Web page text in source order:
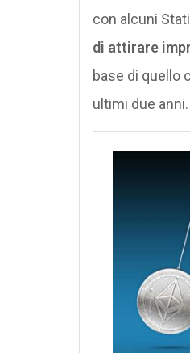
con alcuni
di attirare
base di quello
ultimi due anni.